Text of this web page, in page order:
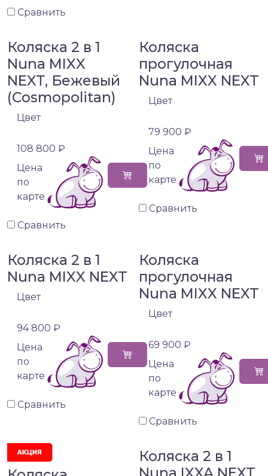
Сравнить
Коляска 2 в 1
Nuna MIXX
NEXT, Бежевый
(Cosmopolitan)
Цвет
108 800 ₽
Цена
по
карте
Сравнить
Коляска
прогулочная
Nuna MIXX NEXT
Цвет
79 900 ₽
Цена
по
карте
Сравнить
Коляска 2 в 1
Nuna MIXX NEXT
Цвет
94 800 ₽
Цена
по
карте
Сравнить
Коляска
прогулочная
Nuna MIXX NEXT
Цвет
69 900 ₽
Цена
по
карте
Сравнить
Коляска 2 в 1